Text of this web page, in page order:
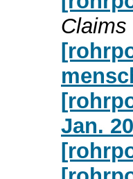
Claims
Jan.